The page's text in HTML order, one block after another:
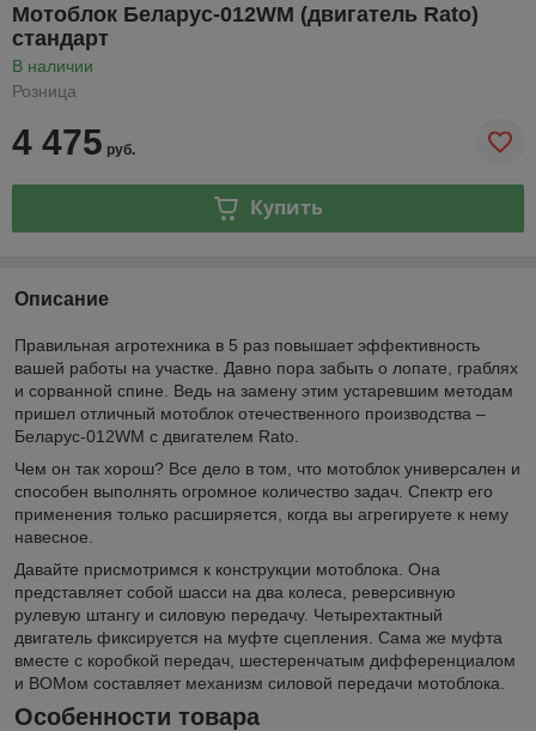
Мотоблок Беларус-012WM (двигатель Rato)
стандарт
В наличии
Розница
4 475 руб.
Купить
Описание
Правильная агротехника в 5 раз повышает эффективность
вашей работы на участке. Давно пора забыть о лопате, граблях
и сорванной спине. Ведь на замену этим устаревшим методам
пришел отличный мотоблок отечественного производства –
Беларус-012WM с двигателем Rato.
Чем он так хорош? Все дело в том, что мотоблок универсален и
способен выполнять огромное количество задач. Спектр его
применения только расширяется, когда вы агрегируете к нему
навесное.
Давайте присмотримся к конструкции мотоблока. Она
представляет собой шасси на два колеса, реверсивную
рулевую штангу и силовую передачу. Четырехтактный
двигатель фиксируется на муфте сцепления. Сама же муфта
вместе с коробкой передач, шестеренчатым дифференциалом
и ВОМом составляет механизм силовой передачи мотоблока.
Особенности товара